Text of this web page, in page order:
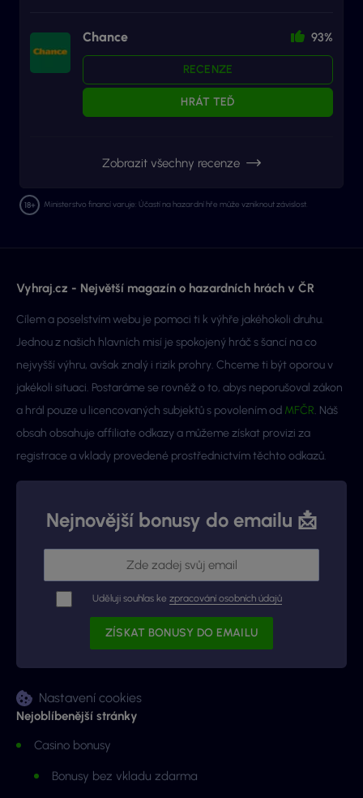
Chance 93%
RECENZE
HRÁT TEĎ
Zobrazit všechny recenze
Ministerstvo financí varuje: Účastí na hazardní hře může vzniknout závislost.
Vyhraj.cz - Největší magazín o hazardních hrách v ČR
Cílem a poselstvím webu je pomoci ti k výhře jakéhokoli druhu.
Jednou z našich hlavních misí je spokojený hráč s šancí na co
nejvyšší výhru, avšak znalý i rizik prohry. Chceme ti být oporou v
jakékoli situaci. Postaráme se rovněž o to, abys neporušoval zákon
a hrál pouze u licencovaných subjektů s povolením od MFČR. Náš
obsah obsahuje affiliate odkazy a můžeme získat provizi za
registrace a vklady provedené prostřednictvím těchto odkazů.
Nejnovější bonusy do emailu 📩
Uděluji souhlas ke zpracování osobních údajů
Nastavení cookies
Nejoblíbenější stránky
Casino bonusy
Bonusy bez vkladu zdarma